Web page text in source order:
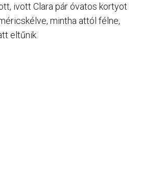
ivott Clara pár óvatos kortyot
mintha attól félne,
eltűnik.